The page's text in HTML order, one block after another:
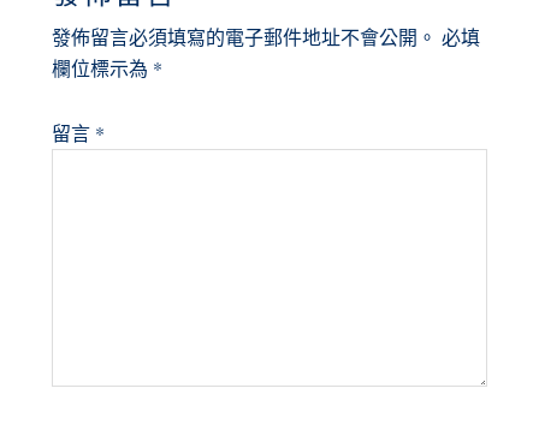
發佈留言必須填寫的電子郵件地址不會公開。 必填
欄位標示為 *
留言 *